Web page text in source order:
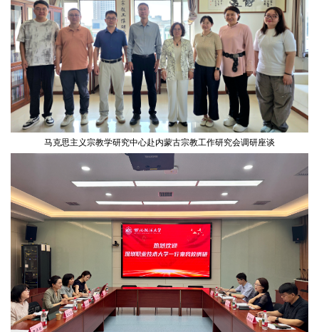
马克思主义宗教学研究中心赴内蒙古宗教工作研究会调研座谈